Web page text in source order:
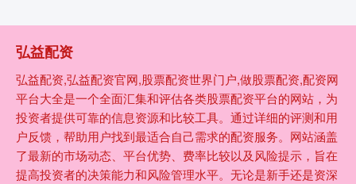
弘益配资
弘益配资,弘益配资官网,股票配资世界门户,做股票配资,配资网
平台大全是一个全面汇集和评估各类股票配资平台的网站，为
投资者提供可靠的信息资源和比较工具。通过详细的评测和用
户反馈，帮助用户找到最适合自己需求的配资服务。网站涵盖
了最新的市场动态、平台优势、费率比较以及风险提示，旨在
提高投资者的决策能力和风险管理水平。无论是新手还是资深